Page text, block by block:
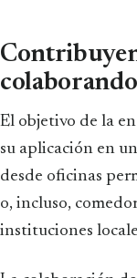
El objetivo de la
su aplicación en
desde oficinas
o, incluso,
instituciones